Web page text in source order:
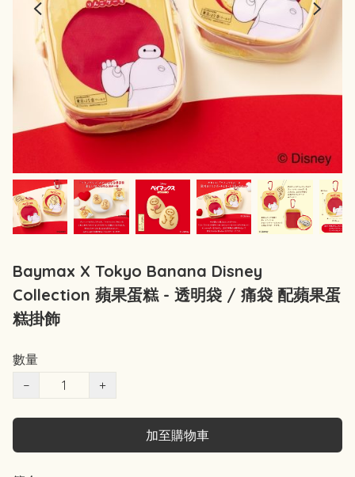
Baymax X Tokyo Banana Disney
Collection 蘋果蛋糕 - 透明袋 / 痛袋 配蘋果蛋
糕掛飾
數量
−
+
加至購物車